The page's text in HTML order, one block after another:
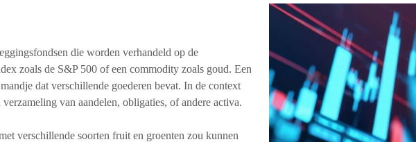
die worden verhandeld op de
zoals de S&P 500 of een commodity zoals goud. Een
dat verschillende goederen bevat. In de context
van aandelen, obligaties, of andere activa.
verschillende soorten fruit en groenten zou kunnen